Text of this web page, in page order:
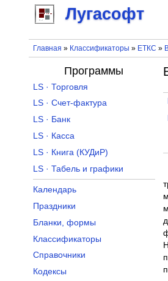
Лугасофт
Главная » Классификаторы » ЕТКС »
Программы
LS · Торговля
LS · Счет-фактура
LS · Банк
LS · Касса
LS · Книга (КУДиР)
LS · Табель и графики
Календарь
Праздники
Бланки, формы
Классификаторы
Справочники
Кодексы